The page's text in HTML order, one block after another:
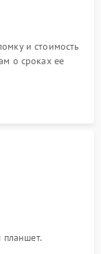
и стоимость
о сроках ее